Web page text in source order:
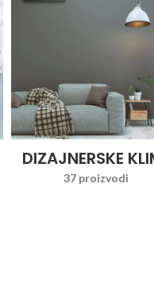
DIZAJNERSKE
37 proizvodi